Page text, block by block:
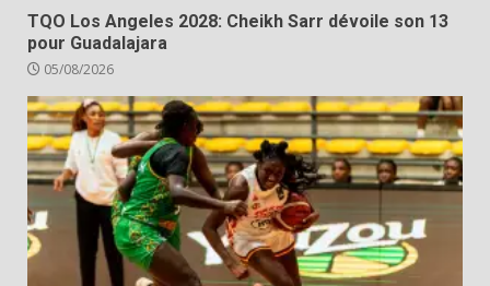
TQO Los Angeles 2028: Cheikh Sarr dévoile son 13
pour Guadalajara
05/08/2026